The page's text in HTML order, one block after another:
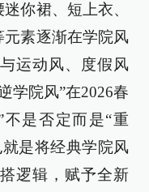
你裙、短上衣、
元素逐渐在学院风
运动风、度假风
学院风”在2026春
是否定而是“重
是将经典学院风
逻辑，赋予全新